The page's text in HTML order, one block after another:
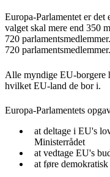
Europa-Parlamentet er
valget skal mere end 350
720
720 parlamentsmedlemmer.
Alle myndige EU-borgere
hvilket EU-land de bor i.
Europa-Parlamentets
at deltage i EU's
Ministerrådet
at vedtage EU's
at føre